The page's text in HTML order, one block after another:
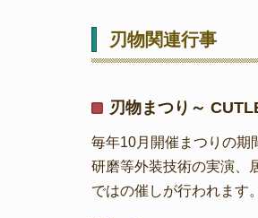
刃物関連行事
刃物まつり～
毎年10月開催まつりの期
研磨等外装技術の実演、
ではの催しが行われます。